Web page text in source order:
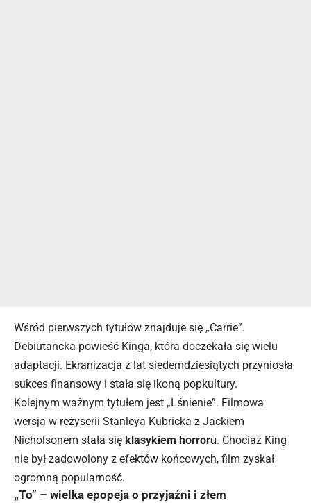
Wśród pierwszych tytułów znajduje się „Carrie”.
Debiutancka powieść Kinga, która doczekała się wielu
adaptacji. Ekranizacja z lat siedemdziesiątych przyniosła
sukces finansowy i stała się ikoną popkultury.
Kolejnym ważnym tytułem jest „Lśnienie”. Filmowa
wersja w reżyserii Stanleya Kubricka z Jackiem
Nicholsonem stała się klasykiem horroru. Chociaż King
nie był zadowolony z efektów końcowych, film zyskał
ogromną popularność.
„To” – wielka epopeja o przyjaźni i złem